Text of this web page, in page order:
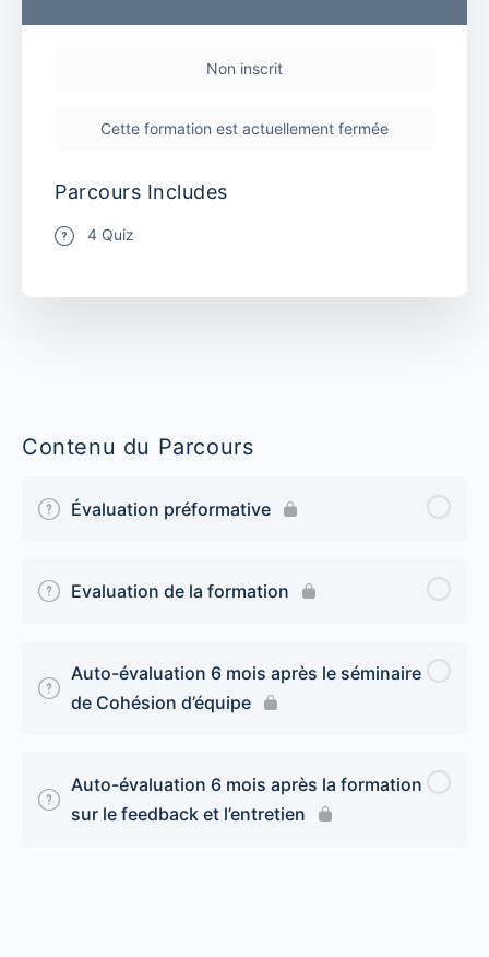
Contenu du Parcours
Évaluation préformative
Evaluation de la formation
Auto-évaluation 6 mois après le séminaire
de Cohésion d’équipe
Auto-évaluation 6 mois après la formation
sur le feedback et l’entretien
Non inscrit
Cette formation est actuellement fermée
Parcours Includes
4 Quiz